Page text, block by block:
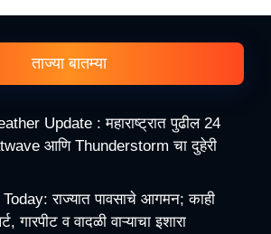
ताज्या बातम्या
Update : महाराष्ट्रात पुढील 24
आणि Thunderstorm चा दुहेरी
राज्यात पावसाचे आगमन; काही
गारपीट व वादळी वाऱ्याचा इशारा